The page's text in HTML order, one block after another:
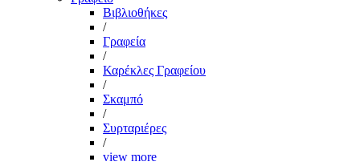
Βιβλιοθήκες
/
Γραφεία
/
Καρέκλες Γραφείου
/
Σκαμπό
/
Συρταριέρες
/
view more